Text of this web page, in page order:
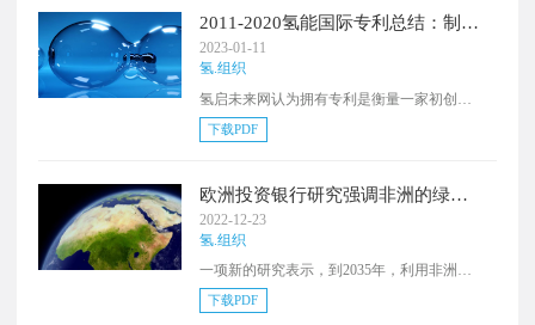
净零经济将需要在2030年代中期之前将所有
交通方式下新车过渡到零排放技术。《美国
国家交通脱碳蓝图》呼吁提高便利性、效率
和更快地过渡到清洁能源，并通过在《两党
基础设施法》和《减少通货膨胀法》的基础
上，作为一个"行动呼吁"。
2011-2020氢能国际专利总结：制氢
占比接近80%，中韩迅速“起飞”！
2023-01-11
氢.组织
氢启未来网认为拥有专利是衡量一家初创企
业是否会继续吸引资金的良好指标。
下载PDF
欧洲投资银行研究强调非洲的绿氢
潜力
2022-12-23
氢.组织
一项新的研究表示，到2035年，利用非洲的
太阳能每年生产5000万吨绿氢，可以帮助确
保全球能源供应、创造就业机会，使重工业
下载PDF